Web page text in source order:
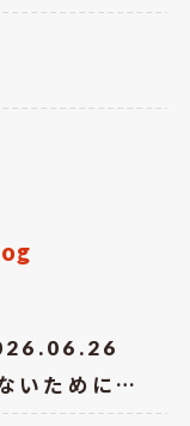
注文住宅で後悔しないために！暮らしが快適になるおすすめ設備10選